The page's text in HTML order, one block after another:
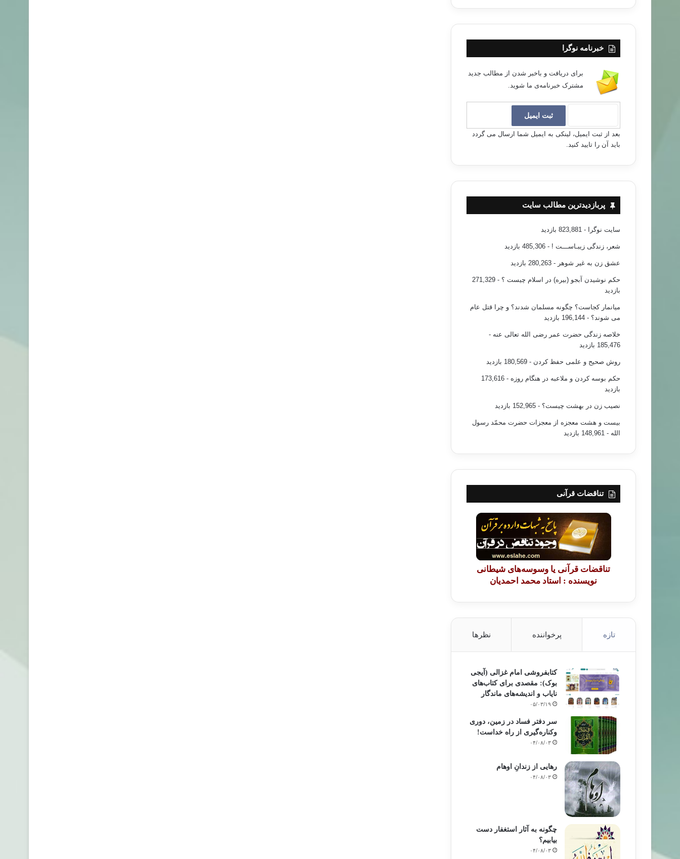
خبرنامه نوگرا
برای دریافت و باخبر شدن از مطالب جدید
مشترک خبرنامه‌ی ما شوید.
بعد از ثبت ایمیل، لینکی به ایمیل شما ارسال می گردد
باید آن را تایید کنید.
پربازدیدترین مطالب سایت
سایت نوگرا - 823,881 بازدید
شعر، زندگی زیبـاســـت ! - 485,306 بازدید
عشق زن به غیر شوهر - 280,263 بازدید
حکم نوشیدن آبجو (بیره) در اسلام چیست ؟
- 271,329
بازدید
میانمار کجاست؟ چگونه مسلمان شدند؟ و چرا قتل عام
می شوند؟ - 196,144 بازدید
خلاصه زندگی حضرت عمر رضی الله تعالی عنه -
185,476 بازدید
روش صحیح و علمی حفظ کردن - 180,569 بازدید
حکم بوسه کردن و ملاعبه در هنگام روزه
- 173,616
بازدید
نصیب زن در بهشت چیست؟ - 152,965 بازدید
بیست و هشت معجزه از معجزات حضرت محمّد رسول
الله - 148,961 بازدید
تناقضات قرآنی
تناقضات قرآنی یا وسوسه‌های شیطانی
نویسنده : استاد محمد احمدیان
تازه پرخواننده نظرها
کتابفروشی امام غزالی (آیجی
بوک): مقصدی برای کتاب‌های
نایاب و اندیشه‌های ماندگار
۰۵/۰۳/۱۹
سر دفتر فساد در زمین‌، دوری
وکناره‌گیری از راه خداست‌!
۰۴/۰۸/۰۳
رهایی از زندانِ اوهام
۰۴/۰۸/۰۳
چگونه به آثار استغفار دست
بیابیم؟
۰۴/۰۸/۰۳